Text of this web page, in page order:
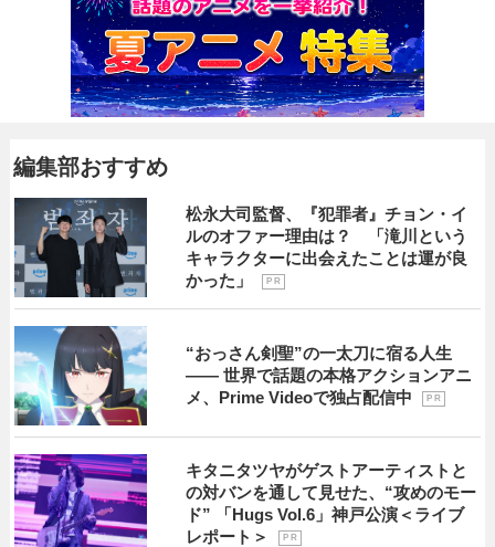
編集部おすすめ
松永大司監督、『犯罪者』チョン・イ
ルのオファー理由は？ 「滝川という
キャラクターに出会えたことは運が良
かった」
P R
“おっさん剣聖”の一太刀に宿る人生
―― 世界で話題の本格アクションアニ
メ、Prime Videoで独占配信中
P R
キタニタツヤがゲストアーティストと
の対バンを通して見せた、“攻めのモー
ド” 「Hugs Vol.6」神戸公演＜ライブ
レポート＞
P R